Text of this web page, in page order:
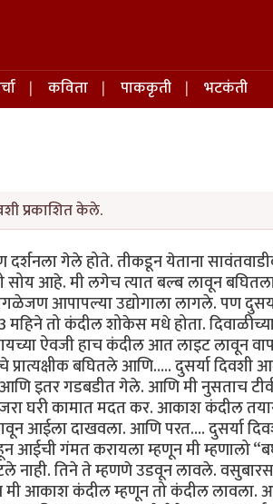
कविता पाककृती
भटकंती
प्रकाशित केले.
गेले होते. तीकडून येताना
आहे. मी लगेच त्यात बल्ब लावून
आपापल्या उद्योगाला लागले. पण
तो कंदील शोकेस मधे होता.
ऐवजी हाच कंदील आत लाइट लावून
प्रात्यक्षीक बघितले आणि….. दुसर्या
आणि इतर गडबडीत गेले. आणि मी नुसताच
घरी कामात मदत कर. आकाश कंदील
आईला दाखवला. आणि परत…. दुसर्या
आईची गंमत करायला म्हणून मी
नाही. तिने ते म्हणणे उडवून लावले.
आकाश कंदील म्हणून तो कंदील लावला.